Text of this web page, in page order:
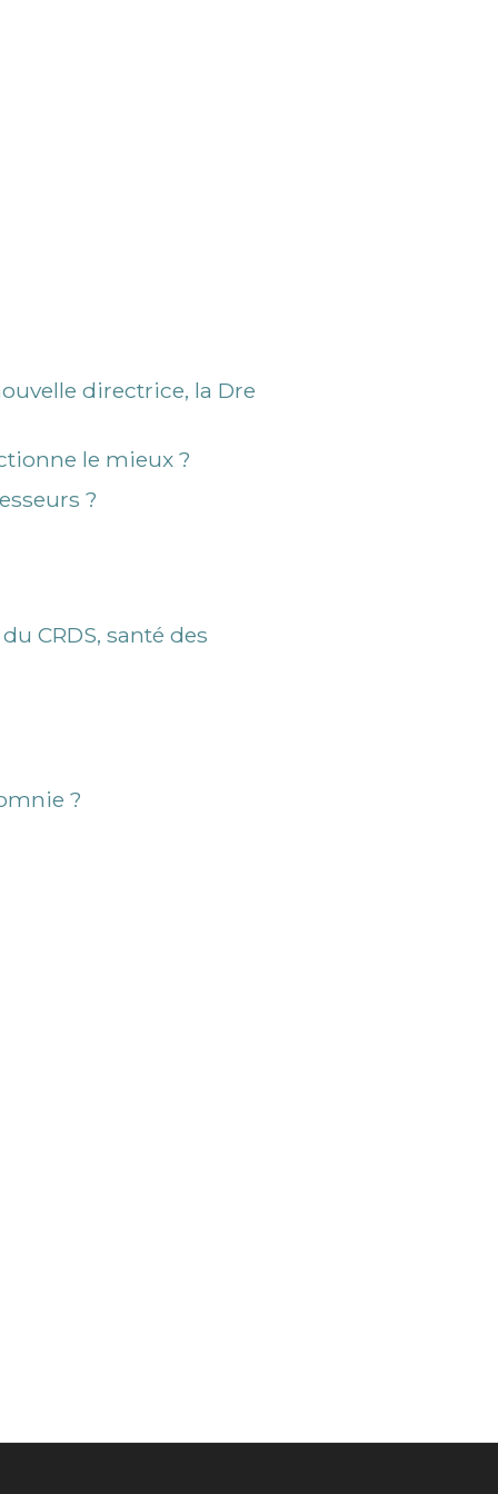
directrice, la Dre
le mieux ?
?
CRDS, santé des
?